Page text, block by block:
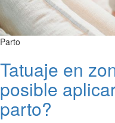
Parto
Tatuaje en
posible
parto?